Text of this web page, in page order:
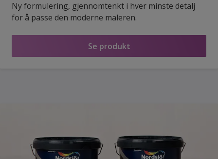
Ny formulering, gjennomtenkt i hver minste detalj
for å passe den moderne maleren.
Se produkt